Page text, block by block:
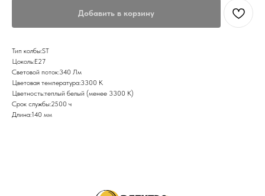
Добавить в корзину
Тип колбы:ST
Цоколь:E27
Световой поток:340 Лм
Цветовая температура:3300 К
Цветность:теплый белый (менее 3300 К)
Срок службы:2500 ч
Длина:140 мм